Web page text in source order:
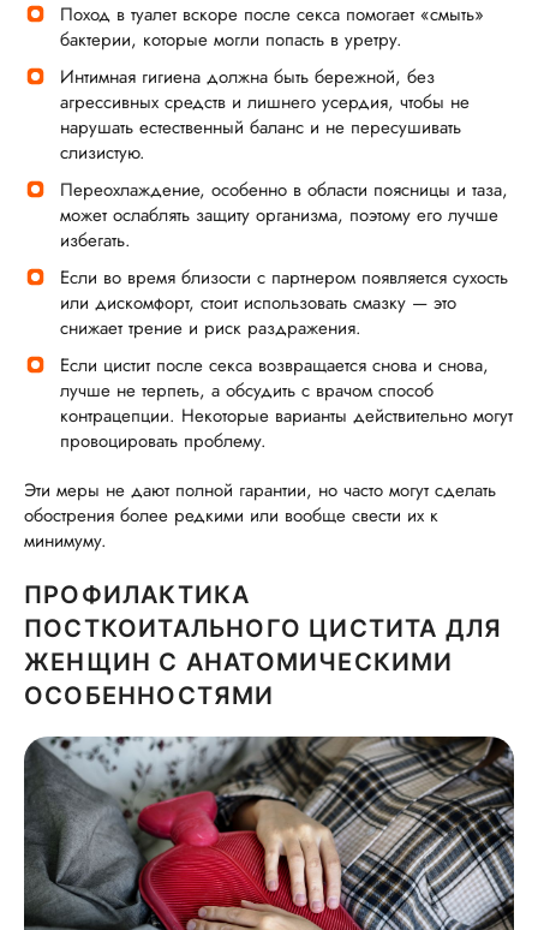
Поход в туалет вскоре после секса помогает «смыть»
бактерии, которые могли попасть в уретру.
Интимная гигиена должна быть бережной, без
агрессивных средств и лишнего усердия, чтобы не
нарушать естественный баланс и не пересушивать
слизистую.
Переохлаждение, особенно в области поясницы и таза,
может ослаблять защиту организма, поэтому его лучше
избегать.
Если во время близости с партнером появляется сухость
или дискомфорт, стоит использовать смазку — это
снижает трение и риск раздражения.
Если цистит после секса возвращается снова и снова,
лучше не терпеть, а обсудить с врачом способ
контрацепции. Некоторые варианты действительно могут
провоцировать проблему.
Эти меры не дают полной гарантии, но часто могут сделать
обострения более редкими или вообще свести их к
минимуму.
ПРОФИЛАКТИКА
ПОСТКОИТАЛЬНОГО ЦИСТИТА ДЛЯ
ЖЕНЩИН С АНАТОМИЧЕСКИМИ
ОСОБЕННОСТЯМИ